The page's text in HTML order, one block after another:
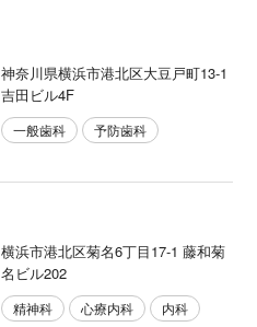
神奈川県横浜市港北区大豆戸町13-1
吉田ビル4F
一般歯科 予防歯科
横浜市港北区菊名6丁目17-1 藤和菊
名ビル202
精神科 心療内科 内科